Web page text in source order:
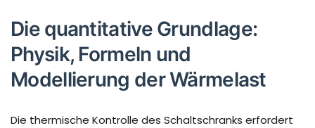
Die quantitative Grundlage:
Physik, Formeln und
Modellierung der Wärmelast
Die thermische Kontrolle des Schaltschranks erfordert